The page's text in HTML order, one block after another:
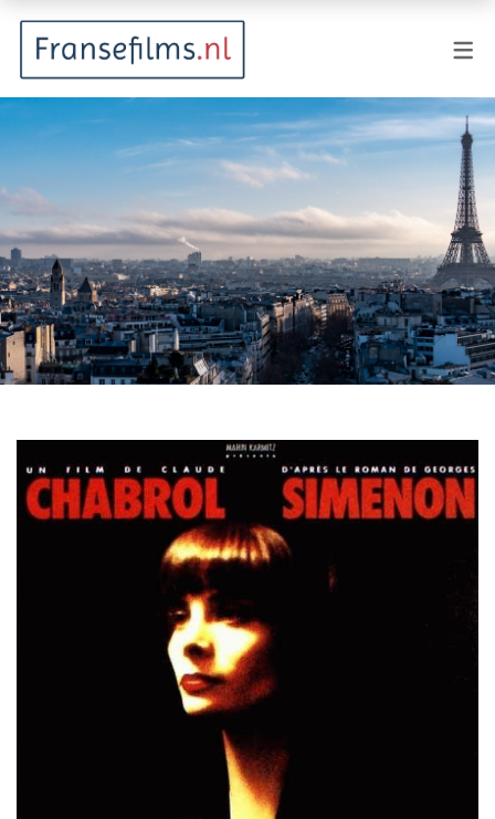
Animatie
Documentaire
Drama
Fantasy
Horror
Misdaad
Romantische komedie